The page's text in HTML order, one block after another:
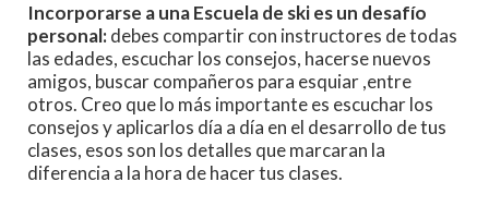
Incorporarse a una Escuela de ski es un desafío
personal:debes compartir con instructores de todas
las edades, escuchar los consejos, hacerse nuevos
amigos, buscar compañeros para esquiar ,entre
otros. Creo que lo más importante es escuchar los
consejos y aplicarlos día a día en el desarrollo de tus
clases, esos son los detalles que marcaran la
diferencia a la hora de hacer tus clases.